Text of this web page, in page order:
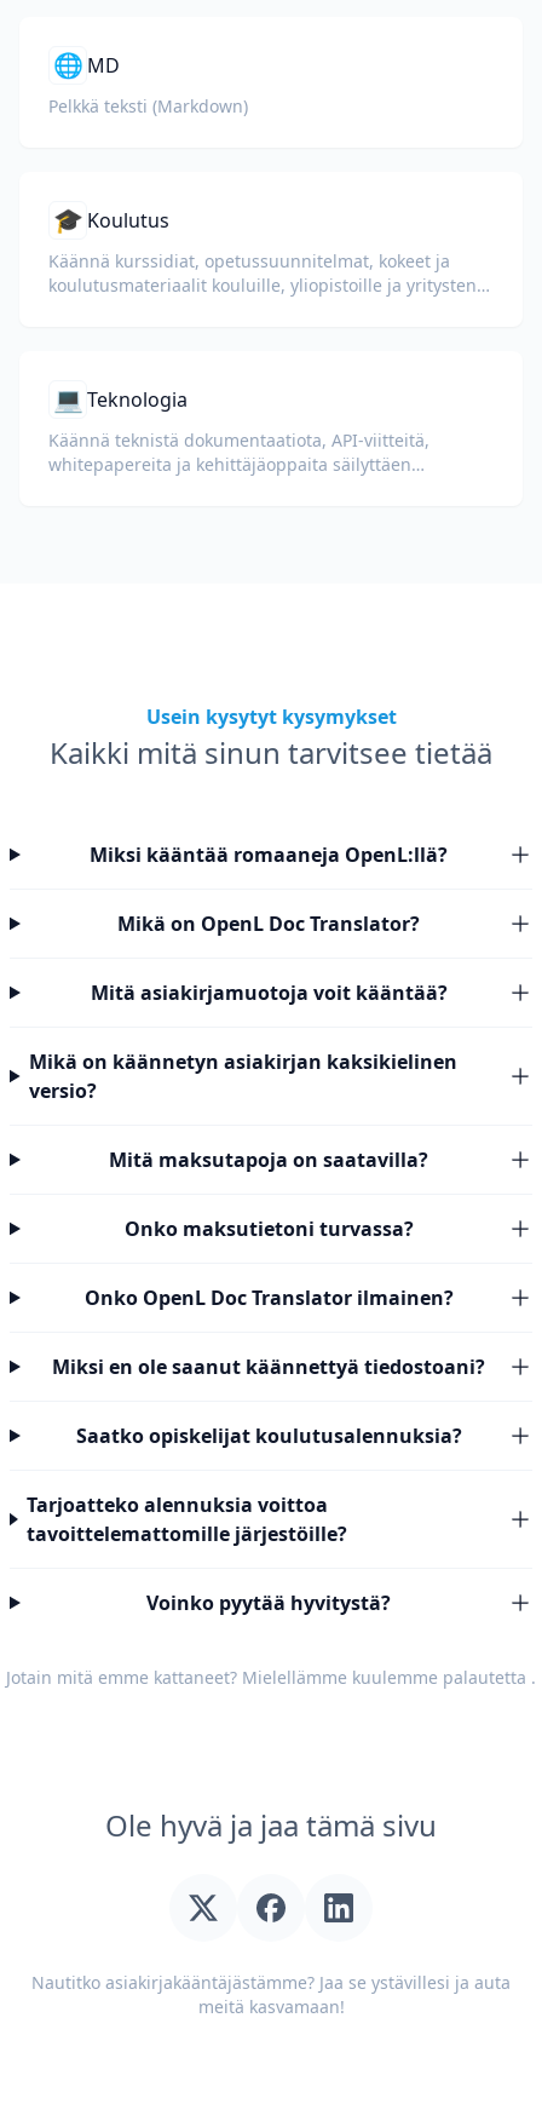
🌐 MD
Pelkkä teksti (Markdown)
🎓 Koulutus
Käännä kurssidiat, opetussuunnitelmat, kokeet ja
koulutusmateriaalit kouluille, yliopistoille ja yritysten
💻 Teknologia
Käännä teknistä dokumentaatiota, API-viitteitä,
whitepapereita ja kehittäjäoppaita säilyttäen
Usein kysytyt kysymykset
Kaikki mitä sinun tarvitsee tietää
Miksi kääntää romaaneja OpenL:llä?
Mikä on OpenL Doc Translator?
Mitä asiakirjamuotoja voit kääntää?
Mikä on käännetyn asiakirjan kaksikielinen
versio?
Mitä maksutapoja on saatavilla?
Onko maksutietoni turvassa?
Onko OpenL Doc Translator ilmainen?
Miksi en ole saanut käännettyä tiedostoani?
Saatko opiskelijat koulutusalennuksia?
Tarjoatteko alennuksia voittoa
tavoittelemattomille järjestöille?
Voinko pyytää hyvitystä?
Jotain mitä emme kattaneet? Mielellämme kuulemme palautetta .
Ole hyvä ja jaa tämä sivu
Nautitko asiakirjakääntäjästämme? Jaa se ystävillesi ja auta
meitä kasvamaan!